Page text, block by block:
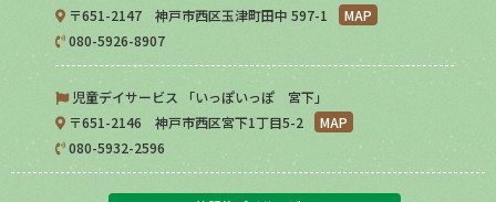
〒651-2147 神戸市西区玉津町田中 597-1
MAP
080-5926-8907
児童デイサービス 「いっぽいっぽ 宮下」
〒651-2146 神戸市西区宮下1丁目5-2
MAP
080-5932-2596